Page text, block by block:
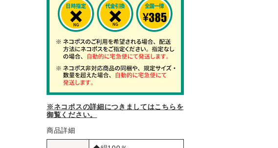
※ネコポスの詳細につきましてはこちらを
御覧ください。
商品詳細